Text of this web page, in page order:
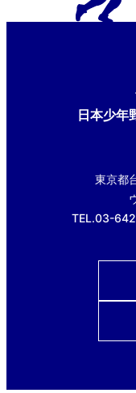
日本少
東京都
TEL.03-